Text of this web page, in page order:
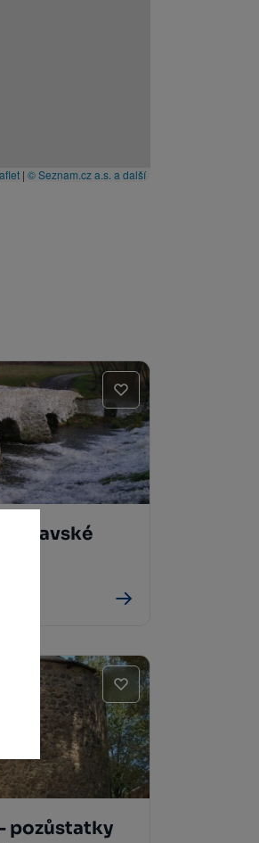
| © Seznam.cz a.s. a další
Moravské
pozůstatky